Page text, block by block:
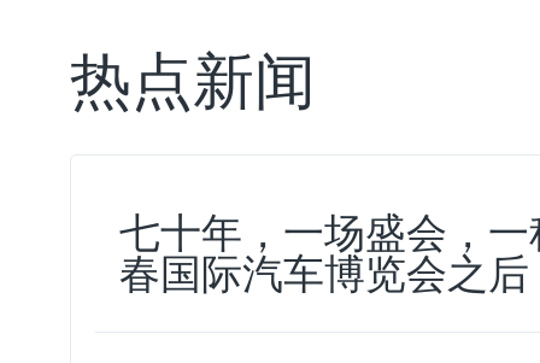
热点新闻
七十年，一场盛会，
春国际汽车博览会之后